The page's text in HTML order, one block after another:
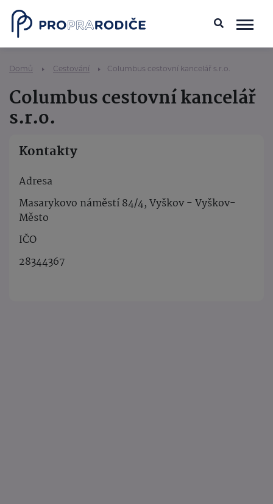
Domů Cestování Columbus cestovní kancelář s.r.o.
Columbus cestovní kancelář
s.r.o.
Kontakty
Adresa
Masarykovo náměstí 84/4, Vyškov - Vyškov-
Město
IČO
28344367